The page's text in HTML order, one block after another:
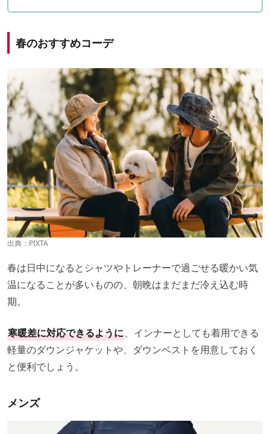
春のおすすめコーデ
出典：PIXTA
春は日中になるとシャツやトレーナーで過ごせる暖かい気
温になることが多いものの、朝晩はまだまだ冷え込む時
期。
寒暖差に対応できるように、インナーとしても着用できる
軽量のダウンジャケットや、ダウンベストを用意しておく
と便利でしょう。
メンズ